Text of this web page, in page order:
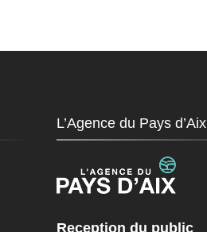
L’Agence du Pays d’Aix
Reception du public